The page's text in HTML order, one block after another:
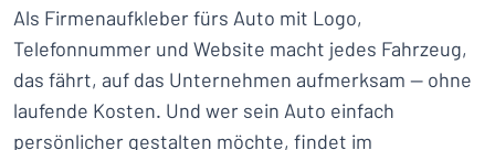
Als Firmenaufkleber fürs Auto mit Logo,
Telefonnummer und Website macht jedes Fahrzeug,
das fährt, auf das Unternehmen aufmerksam — ohne
laufende Kosten. Und wer sein Auto einfach
persönlicher gestalten möchte, findet im